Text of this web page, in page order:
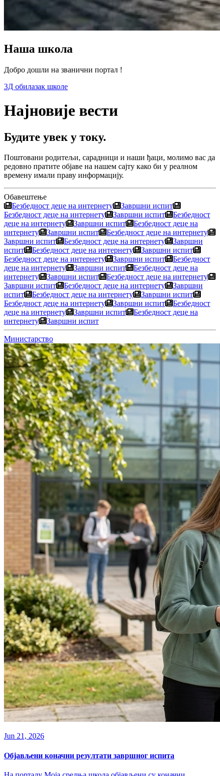
Наша школа
Добро дошли на званични портал !
3Д обилазак школе
Најновије вести
Будите увек у току.
Поштовани родитељи, сарадници и наши ђаци, молимо вас да
редовно пратите објаве на нашем сајту како би у реалном
времену имали праву информацију.
Обавештење
Безбедност деце на интернету
Завршни испит
Безбедност деце на интернету
Завршни испит
Безбедност
деце на интернету
Завршни испит
Безбедност деце на
интернету
Завршни испит
Безбедност деце на интернету
Завршни испит
Безбедност деце на интернету
Завршни
испит
Безбедност деце на интернету
Завршни испит
Безбедност деце на интернету
Завршни испит
Безбедност
деце на интернету
Завршни испит
Безбедност деце на
интернету
Завршни испит
Безбедност деце на интернету
Завршни испит
Безбедност деце на интернету
Завршни
испит
Безбедност деце на интернету
Завршни испит
Безбедност деце на интернету
Завршни испит
Безбедност
деце на интернету
Завршни испит
Безбедност деце на
интернету
Завршни испит
Министарство
Jun 21, 2026
Објављени коначни резултати завршног испита